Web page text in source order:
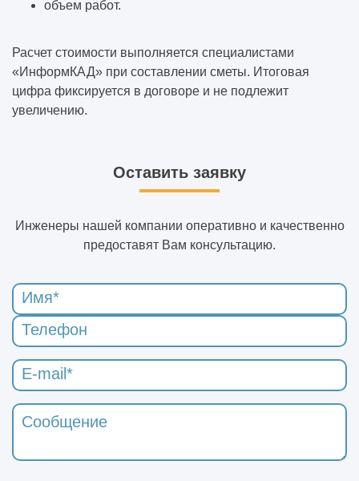
объем работ.
Расчет стоимости выполняется специалистами
«ИнформКАД» при составлении сметы. Итоговая
цифра фиксируется в договоре и не подлежит
увеличению.
Оставить заявку
Инженеры нашей компании оперативно и качественно
предоставят Вам консультацию.